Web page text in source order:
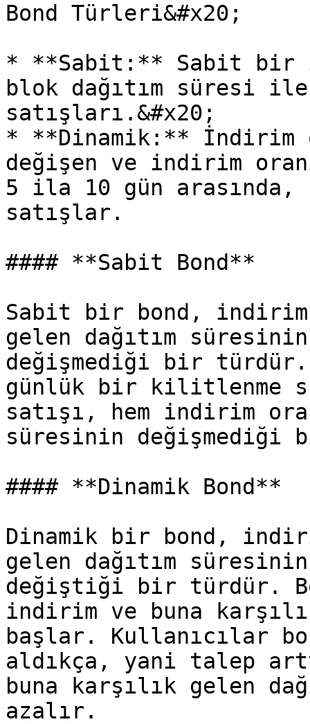
Bond Türleri&#x20;
* **Sabit:** Sabit bir
blok dağıtım süresi ile
satışları.&#x20;
* **Dinamik:** İndirim
değişen ve indirim
5 ila 10 gün arasında,
satışlar.
#### **Sabit Bond**
Sabit bir bond, indirim
gelen dağıtım
değişmediği bir
günlük bir kilitlenme
satışı, hem indirim
süresinin değişmediği
#### **Dinamik Bond**
Dinamik bir bond,
gelen dağıtım
değiştiği bir türdür.
indirim ve buna
başlar. Kullanıcılar
aldıkça, yani talep
buna karşılık gelen
azalır.